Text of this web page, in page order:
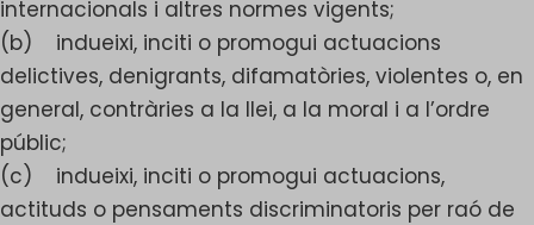
internacionals i altres normes vigents;
(b) indueixi, inciti o promogui actuacions
delictives, denigrants, difamatòries, violentes o, en
general, contràries a la llei, a la moral i a l’ordre
públic;
(c) indueixi, inciti o promogui actuacions,
actituds o pensaments discriminatoris per raó de